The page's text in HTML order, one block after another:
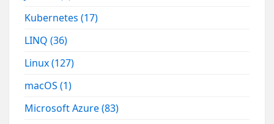
Kubernetes(17)
LINQ(36)
Linux(127)
macOS(1)
Microsoft Azure(83)